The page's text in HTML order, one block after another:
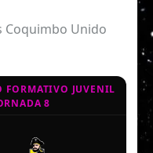
Coquimbo Unido
FORMATIVO JUVENIL
8